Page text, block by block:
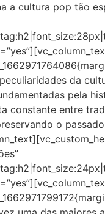
a cultura pop tão
da
pela
constante entre
o